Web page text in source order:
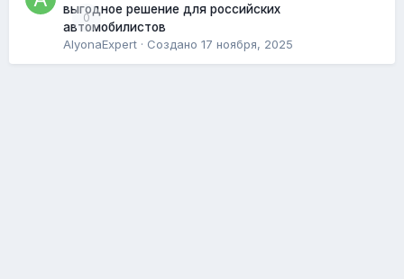
0
выгодное решение для российских
автомобилистов
AlyonaExpert · Создано 17 ноября, 2025